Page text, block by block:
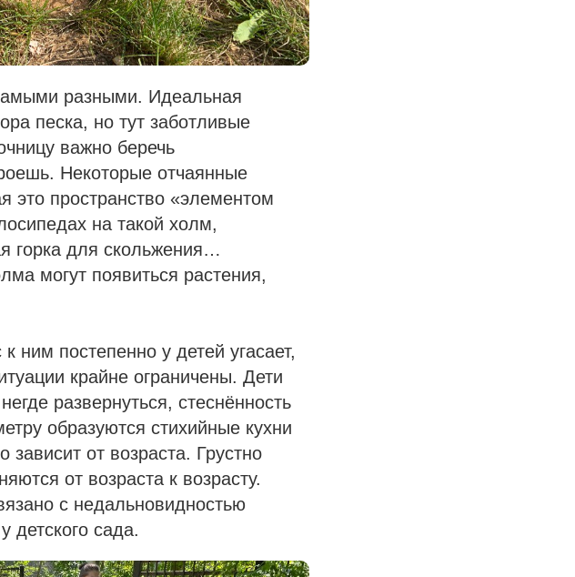
разными. Идеальная
песка, но тут заботливые
важно беречь
Некоторые отчаянные
это пространство «элементом
на такой холм,
горка для скольжения…
могут появиться растения,
ним постепенно у детей угасает,
крайне ограничены. Дети
развернуться, стеснённость
образуются стихийные кухни
зависит от возраста. Грустно
от возраста к возрасту.
с недальновидностью
детского сада.